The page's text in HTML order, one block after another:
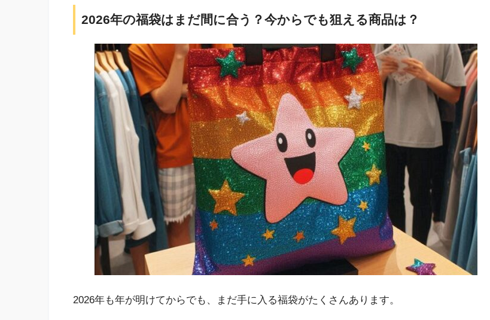
2026年の福袋はまだ間に合う？今からでも狙える商品は？
2026年も年が明けてからでも、まだ手に入る福袋がたくさんあります。